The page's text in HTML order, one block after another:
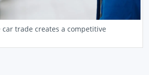
trade creates a competitive